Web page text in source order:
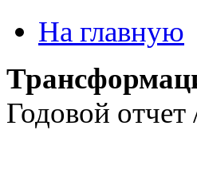
На главную
Годовой отчет